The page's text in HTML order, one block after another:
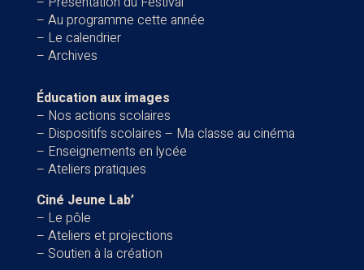
Festival
– Présentation du Festival
– Au programme cette année
–Archives
Éducation aux images
– Nos actions scolaires
– Dispositifs scolaires – Ma classe au cinéma
–Enseignements en lycée
–Ateliers pratiques
Ciné Jeune Lab’
– Le pôle